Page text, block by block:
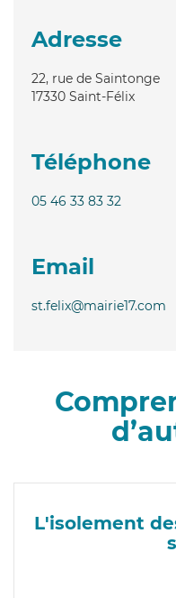
Adresse
22, rue de Saintonge
17330 Saint-Félix
Téléphone
05 46 33 83 32
Email
st.felix@mairie17.com
L'isolement